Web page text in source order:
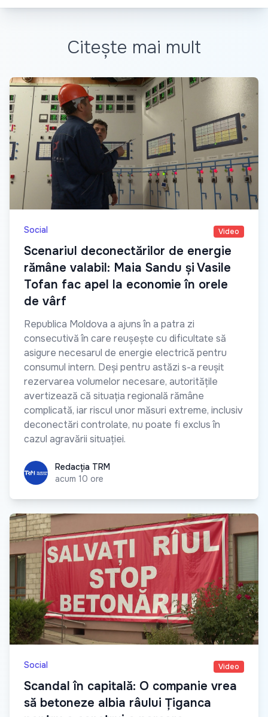
Citește mai mult
Social Video
Scenariul deconectărilor de energie
rămâne valabil: Maia Sandu și Vasile
Tofan fac apel la economie în orele
de vârf
Republica Moldova a ajuns în a patra zi
consecutivă în care reușește cu dificultate să
asigure necesarul de energie electrică pentru
consumul intern. Deși pentru astăzi s-a reușit
rezervarea volumelor necesare, autoritățile
avertizează că situația regională rămâne
complicată, iar riscul unor măsuri extreme, inclusiv
deconectări controlate, nu poate fi exclus în
cazul agravării situației.
Redacția TRM
Redacția TRM
acum 10 ore
Social Video
Scandal în capitală: O companie vrea
să betoneze albia râului Țiganca